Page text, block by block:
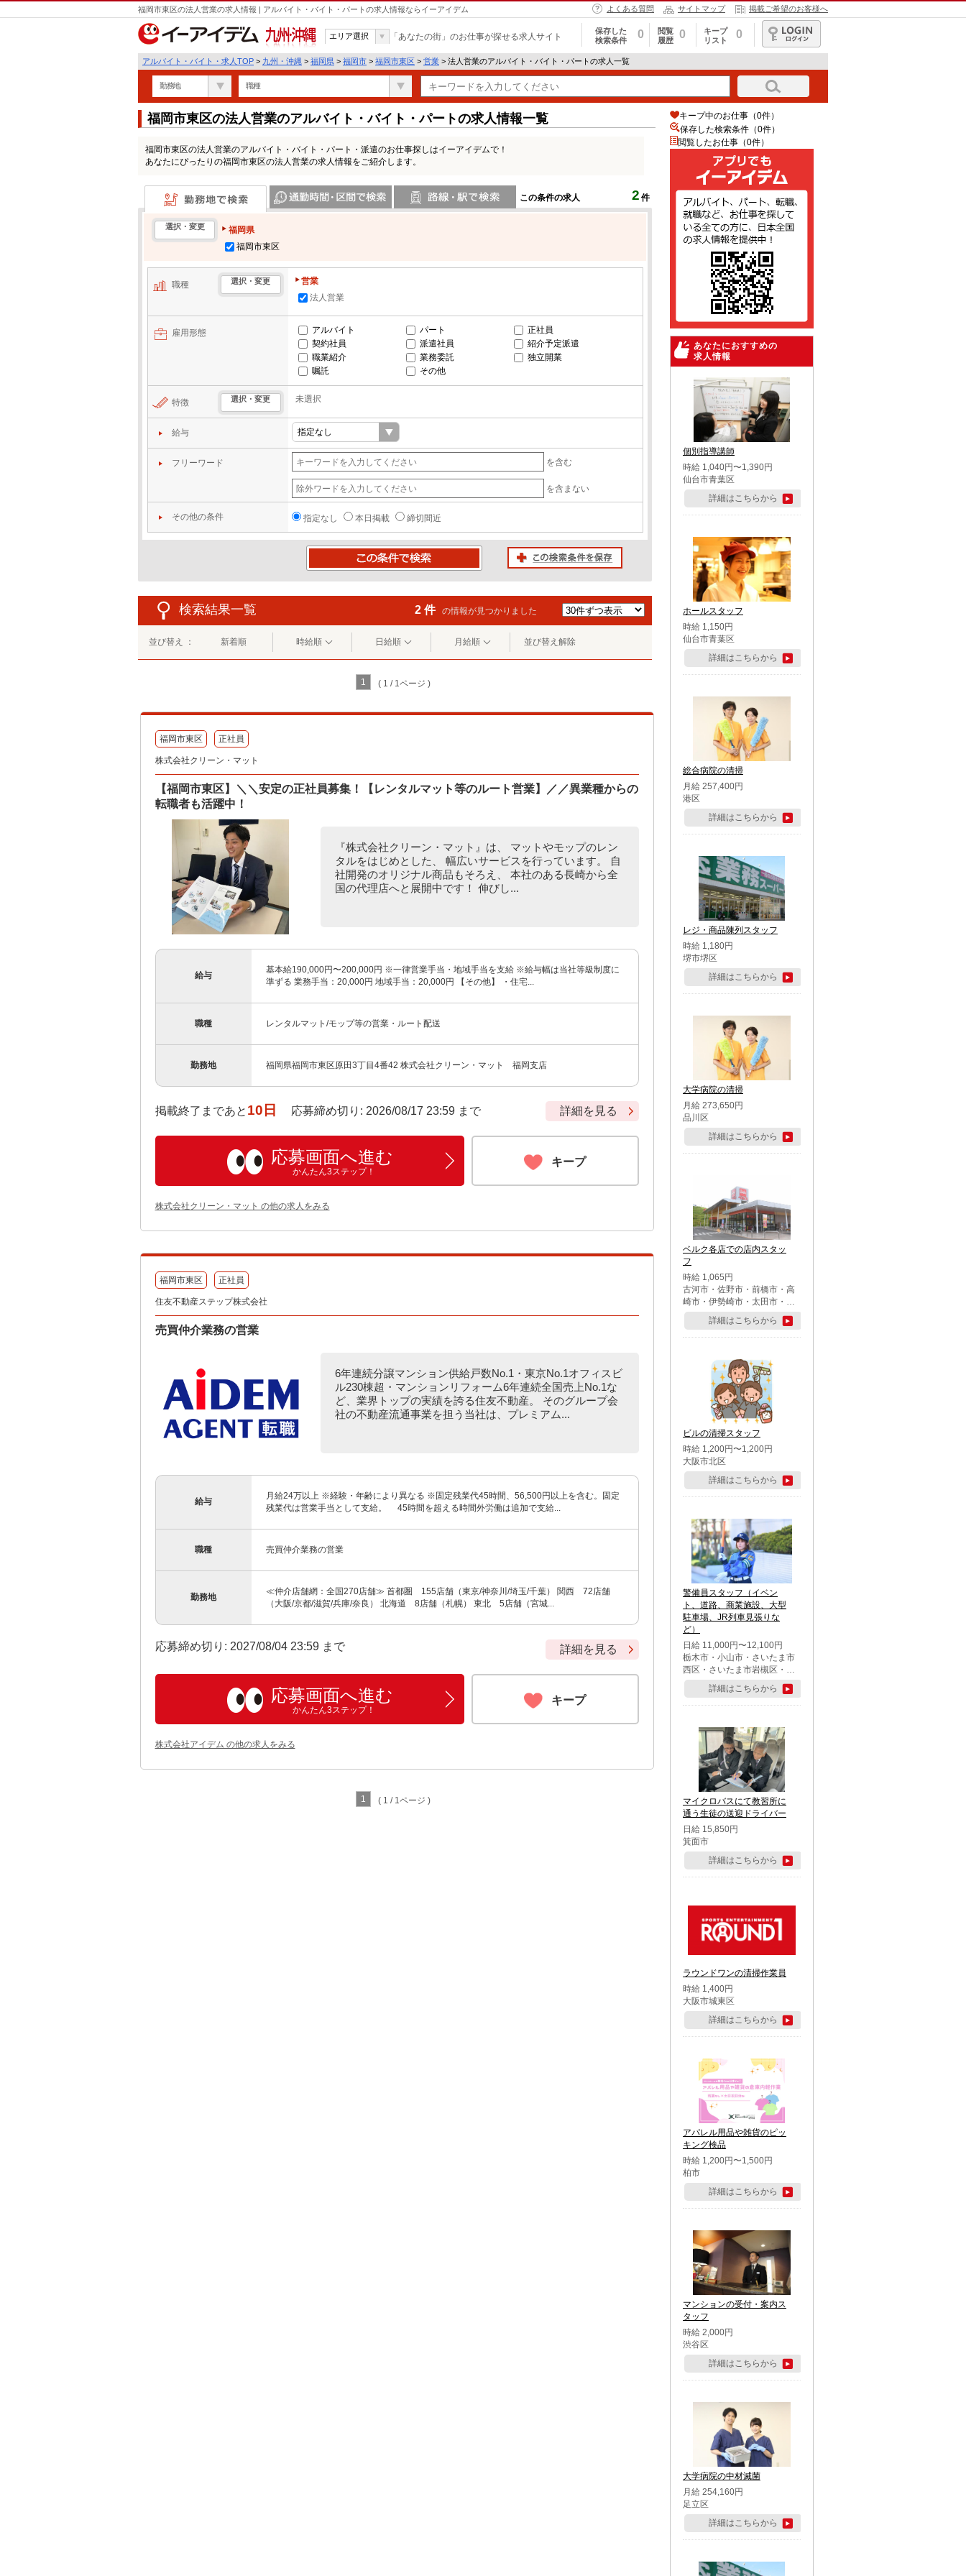
福岡市東区の法人営業の求人情報 | アルバイト・バイト・パートの求人情報ならイーアイデム よくある質問 サイトマップ 掲載ご希望のお客様へ
九州・沖縄
エリア選択 「あなたの街」のお仕事が探せる求人サイト
保存した
検索条件
0
閲覧
履歴
0
キープ
リスト
0
ログイン
アルバイト・バイト・求人TOP > 九州・沖縄 > 福岡県 > 福岡市 > 福岡市東区 > 営業 > 法人営業のアルバイト・バイト・パートの求人一覧
勤務地 職種
福岡市東区の法人営業のアルバイト・バイト・パートの求人情報一覧
福岡市東区の法人営業のアルバイト・バイト・パート・派遣のお仕事探しはイーアイデムで！
あなたにぴったりの福岡市東区の法人営業の求人情報をご紹介します。
この条件の求人 2 件
勤務地で検索
選択・変更
福岡県
福岡市東区
職種 選択・変更
営業
法人営業
雇用形態 アルバイト パート
正社員
契約社員
派遣社員
紹介予定派遣
職業紹介
業務委託
独立開業
嘱託
その他
特徴 選択・変更 未選択
給与
フリーワード を含む
を含まない
その他の条件 指定なし 本日掲載 締切間近
検索結果一覧 2 件 の情報が見つかりました
並び替え ： 新着順 時給順 日給順 月給順 並び替え解除
1 ( 1 / 1ページ )
福岡市東区 正社員
株式会社クリーン・マット
【福岡市東区】＼＼安定の正社員募集！【レンタルマット等のルート営業】／／異業種からの
転職者も活躍中！
『株式会社クリーン・マット』は、 マットやモップのレン
タルをはじめとした、 幅広いサービスを行っています。 自
社開発のオリジナル商品もそろえ、 本社のある長崎から全
国の代理店へと展開中です！ 伸びし...
給与
基本給190,000円〜200,000円 ※一律営業手当・地域手当を支給 ※給与幅は当社等級制度に
準ずる 業務手当：20,000円 地域手当：20,000円 【その他】 ・住宅...
職種 レンタルマット/モップ等の営業・ルート配送
勤務地 福岡県福岡市東区原田3丁目4番42 株式会社クリーン・マット 福岡支店
掲載終了まであと 10日 応募締め切り: 2026/08/17 23:59 まで 詳細を見る
応募画面へ進む
かんたん3ステップ！
キープ
株式会社クリーン・マット の他の求人をみる
福岡市東区 正社員
住友不動産ステップ株式会社
売買仲介業務の営業
6年連続分譲マンション供給戸数No.1・東京No.1オフィスビ
ル230棟超・マンションリフォーム6年連続全国売上No.1な
ど、業界トップの実績を誇る住友不動産。 そのグループ会
社の不動産流通事業を担う当社は、プレミアム...
給与
月給24万以上 ※経験・年齢により異なる ※固定残業代45時間、56,500円以上を含む。固定
残業代は営業手当として支給。 45時間を超える時間外労働は追加で支給...
職種 売買仲介業務の営業
勤務地
≪仲介店舗網：全国270店舗≫ 首都圏 155店舗（東京/神奈川/埼玉/千葉） 関西 72店舗
（大阪/京都/滋賀/兵庫/奈良） 北海道 8店舗（札幌） 東北 5店舗（宮城...
応募締め切り: 2027/08/04 23:59 まで 詳細を見る
応募画面へ進む
かんたん3ステップ！
キープ
株式会社アイデム の他の求人をみる
1 ( 1 / 1ページ )
キープ中のお仕事（0件）
保存した検索条件（0件）
閲覧したお仕事（0件）
あなたにおすすめの
求人情報
個別指導講師
時給 1,040円〜1,390円
仙台市青葉区
詳細はこちらから
ホールスタッフ
時給 1,150円
仙台市青葉区
詳細はこちらから
総合病院の清掃
月給 257,400円
港区
詳細はこちらから
レジ・商品陳列スタッフ
時給 1,180円
堺市堺区
詳細はこちらから
大学病院の清掃
月給 273,650円
品川区
詳細はこちらから
ベルク各店での店内スタッ
フ
時給 1,065円
古河市・佐野市・前橋市・高
崎市・伊勢崎市・太田市・館
林市・藤岡市・大泉町・さい
たま市北区・川越市・熊谷
市・行田市・秩父市・所沢
市・鶴ケ島市・千葉市中央
区・市川市・松戸市・習志野
市・柏市・流山市・八千代
市・足立区・江戸川区・八王
子市・町田市
詳細はこちらから
ビルの清掃スタッフ
時給 1,200円〜1,200円
大阪市北区
詳細はこちらから
警備員スタッフ（イベン
ト、道路、商業施設、大型
駐車場、JR列車見張りな
ど）
日給 11,000円〜12,100円
栃木市・小山市・さいたま市
西区・さいたま市岩槻区・久
喜市・蓮田市
詳細はこちらから
マイクロバスにて教習所に
通う生徒の送迎ドライバー
日給 15,850円
箕面市
詳細はこちらから
ラウンドワンの清掃作業員
時給 1,400円
大阪市城東区
詳細はこちらから
アパレル用品や雑貨のピッ
キング検品
時給 1,200円〜1,500円
柏市
詳細はこちらから
マンションの受付・案内ス
タッフ
時給 2,000円
渋谷区
詳細はこちらから
大学病院の中材滅菌
月給 254,160円
足立区
詳細はこちらから